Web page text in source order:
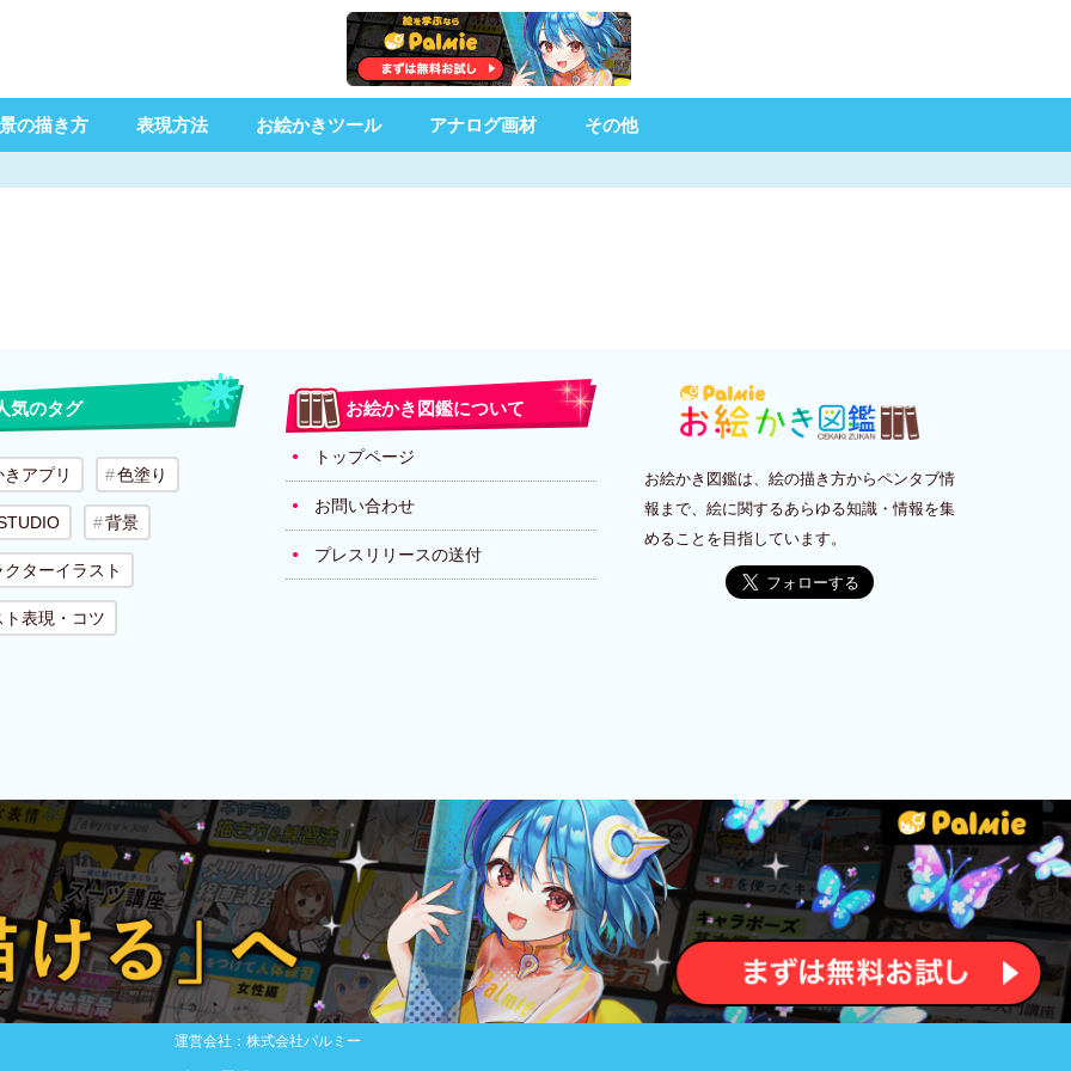
の描き方 表現方法 お絵かきツール アナログ画材 その他
気のタグ
アプリ 色塗り
背景
ターイラスト
ト表現・コツ
お絵かき図鑑について
トップページ
お問い合わせ
プレスリリースの送付
お絵かき図鑑は、絵の描き方からペンタブ情
報まで、絵に関するあらゆる知識・情報を集
めることを目指しています。
運営会社：株式会社パルミー